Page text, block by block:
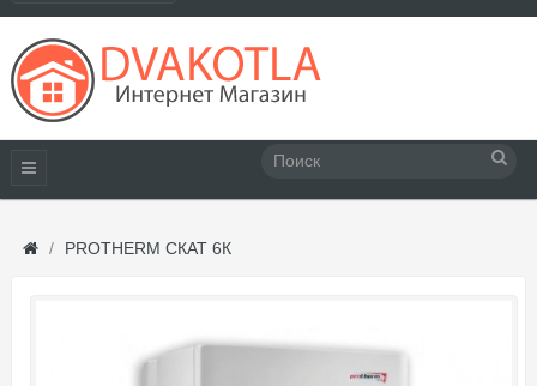
PROTHERM СКАТ 6К